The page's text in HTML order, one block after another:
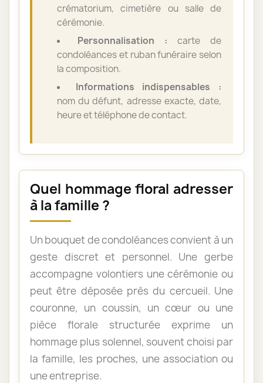
crématorium, cimetière ou salle de
cérémonie.
Personnalisation : carte de
condoléances et ruban funéraire selon
la composition.
Informations indispensables :
nom du défunt, adresse exacte, date,
heure et téléphone de contact.
Quel hommage floral adresser
à la famille ?
Un bouquet de condoléances convient à un
geste discret et personnel. Une gerbe
accompagne volontiers une cérémonie ou
peut être déposée près du cercueil. Une
couronne, un coussin, un cœur ou une
pièce florale structurée exprime un
hommage plus solennel, souvent choisi par
la famille, les proches, une association ou
une entreprise.